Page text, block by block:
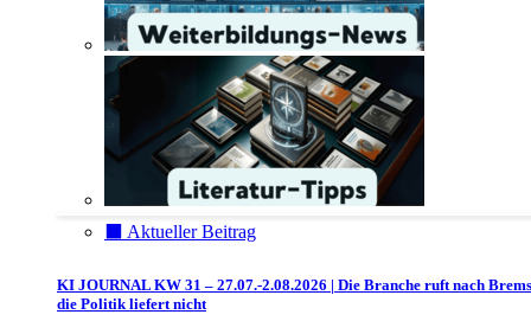
⬛️ Aktueller Beitrag
KI JOURNAL KW 31 – 27.07.-2.08.2026 | Die Branche ruft nach
die Politik liefert nicht